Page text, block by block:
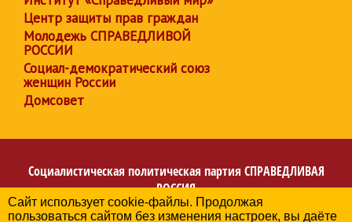
Центр защиты прав граждан
Молодежь СПРАВЕДЛИВОЙ
РОССИИ
Социал-демократический союз
женщин России
Домсовет
Социалистическая политическая партия СПРАВЕДЛИВАЯ
РОССИЯ
Региональное отделение партии в Республике
Сайт использует cookie-файлы. Продолжая
пользоваться сайтом без изменения настроек, вы даёте